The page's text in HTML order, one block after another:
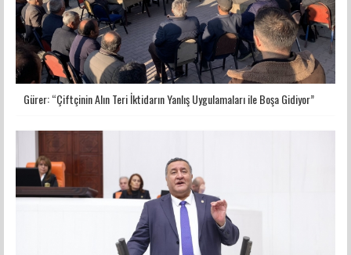
Gürer: “Çiftçinin Alın Teri İktidarın Yanlış Uygulamaları ile Boşa Gidiyor”